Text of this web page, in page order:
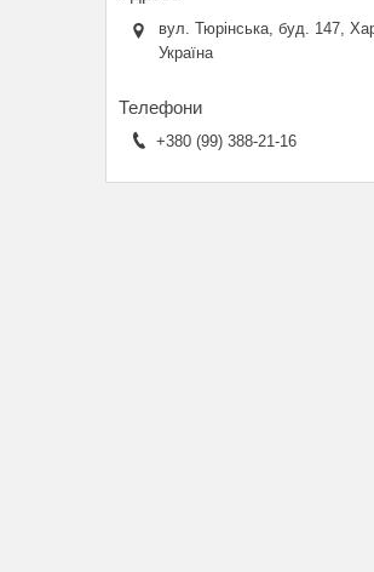
вул. Тюрінська, буд. 147,
Україна
+380 (99) 388-21-16